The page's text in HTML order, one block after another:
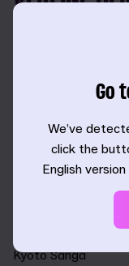
Hokkaido
Kashiwa Reysol
Kawasaki Frontale
Yokohama F.
Yokohama FC
Kyoto Sanga
Go
We’ve
click the
English